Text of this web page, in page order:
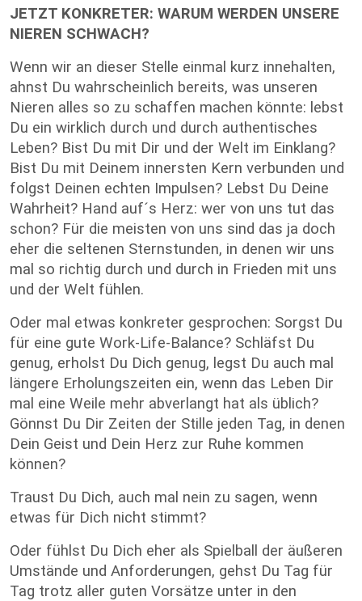
JETZT KONKRETER: WARUM WERDEN UNSERE
NIEREN SCHWACH?
Wenn wir an dieser Stelle einmal kurz innehalten,
ahnst Du wahrscheinlich bereits, was unseren
Nieren alles so zu schaffen machen könnte: lebst
Du ein wirklich durch und durch authentisches
Leben? Bist Du mit Dir und der Welt im Einklang?
Bist Du mit Deinem innersten Kern verbunden und
folgst Deinen echten Impulsen? Lebst Du Deine
Wahrheit? Hand auf´s Herz: wer von uns tut das
schon? Für die meisten von uns sind das ja doch
eher die seltenen Sternstunden, in denen wir uns
mal so richtig durch und durch in Frieden mit uns
und der Welt fühlen.
Oder mal etwas konkreter gesprochen: Sorgst Du
für eine gute Work-Life-Balance? Schläfst Du
genug, erholst Du Dich genug, legst Du auch mal
längere Erholungszeiten ein, wenn das Leben Dir
mal eine Weile mehr abverlangt hat als üblich?
Gönnst Du Dir Zeiten der Stille jeden Tag, in denen
Dein Geist und Dein Herz zur Ruhe kommen
können?
Traust Du Dich, auch mal nein zu sagen, wenn
etwas für Dich nicht stimmt?
Oder fühlst Du Dich eher als Spielball der äußeren
Umstände und Anforderungen, gehst Du Tag für
Tag trotz aller guten Vorsätze unter in den